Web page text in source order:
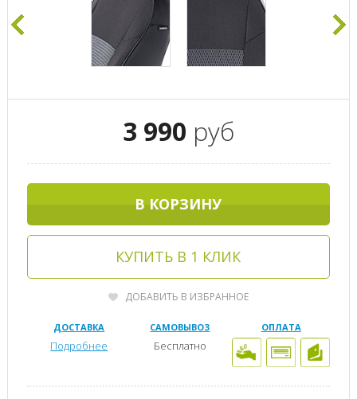
3 990 руб
В КОРЗИНУ
КУПИТЬ В 1 КЛИК
ДОБАВИТЬ В ИЗБРАННОЕ
ДОСТАВКА
Подробнее
САМОВЫВОЗ
Бесплатно
ОПЛАТА